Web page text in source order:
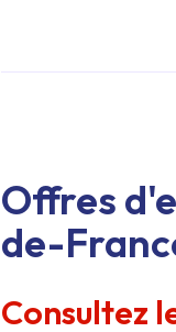
Offres
de-
Consultez